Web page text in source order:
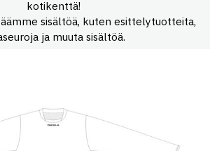
kotikenttä!
sisältöä, kuten esittelytuotteita,
ja muuta sisältöä.